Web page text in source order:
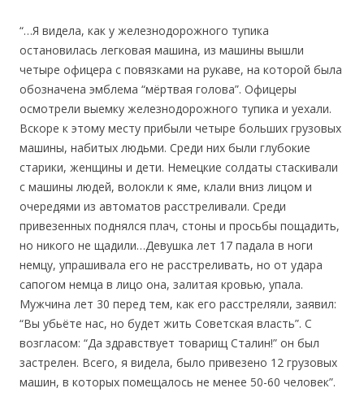
“…Я видела, как у железнодорожного тупика
остановилась легковая машина, из машины вышли
четыре офицера с повязками на рукаве, на которой была
обозначена эмблема “мёртвая голова”. Офицеры
осмотрели выемку железнодорожного тупика и уехали.
Вскоре к этому месту прибыли четыре больших грузовых
машины, набитых людьми. Среди них были глубокие
старики, женщины и дети. Немецкие солдаты стаскивали
с машины людей, волокли к яме, клали вниз лицом и
очередями из автоматов расстреливали. Среди
привезенных поднялся плач, стоны и просьбы пощадить,
но никого не щадили…Девушка лет 17 падала в ноги
немцу, упрашивала его не расстреливать, но от удара
сапогом немца в лицо она, залитая кровью, упала.
Мужчина лет 30 перед тем, как его расстреляли, заявил:
“Вы убьёте нас, но будет жить Советская власть”. С
возгласом: “Да здравствует товарищ Сталин!” он был
застрелен. Всего, я видела, было привезено 12 грузовых
машин, в которых помещалось не менее 50-60 человек”.